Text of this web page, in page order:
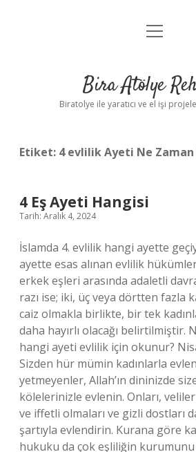
Anasayfa
Yasal Uyarı
menüyü
Bira Atölye
Biratolye ile yaratıcı ve el işi
Etiket: 4 evlilik Ayeti Ne
4 Eş Ayeti Hangisi
Tarih: Aralık 4, 2024
İslamda 4. evlilik hangi ayette
ayette esas alınan evlilik
erkek eşleri arasında adaletli
razı ise; iki, üç veya dörtten fazla
caiz olmakla birlikte, bir tek
daha hayırlı olacağı belirtilmiştir.
hangi ayeti evlilik için okunur?
Sizden hür mümin kadınlarla
yetmeyenler, Allah’ın dininizde
kölelerinizle evlenin. Onları,
ve iffetli olmaları ve gizli dostları
şartıyla evlendirin. Kurana göre
hukuku da çok eşliliğin